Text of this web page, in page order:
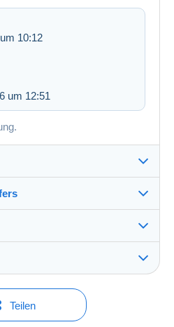
10:12
um 12:51
100%(7505x)
Shop
zu können, müssen Sie
keine Gebote vor.
Teilen